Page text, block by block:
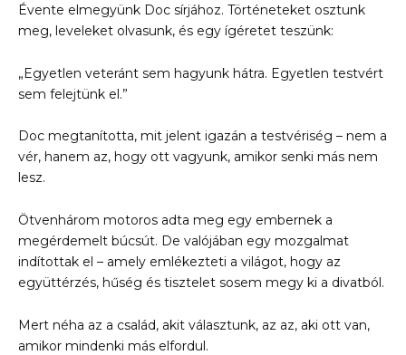
Évente elmegyünk Doc sírjához. Történeteket osztunk
meg, leveleket olvasunk, és egy ígéretet teszünk:
„Egyetlen veteránt sem hagyunk hátra. Egyetlen testvért
sem felejtünk el.”
Doc megtanította, mit jelent igazán a testvériség – nem a
vér, hanem az, hogy ott vagyunk, amikor senki más nem
lesz.
Ötvenhárom motoros adta meg egy embernek a
megérdemelt búcsút. De valójában egy mozgalmat
indítottak el – amely emlékezteti a világot, hogy az
együttérzés, hűség és tisztelet sosem megy ki a divatból.
Mert néha az a család, akit választunk, az az, aki ott van,
amikor mindenki más elfordul.